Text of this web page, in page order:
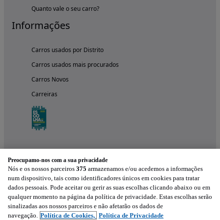
Quanto vale o seu carro?
Informações
Carros usados por Distrito
Carros usados mais procurados
Carros Novos
Carreiras
Experimenta a aplicação
Preocupamo-nos com a sua privacidade
Nós e os nossos parceiros 375 armazenamos e/ou acedemos a informações
num dispositivo, tais como identificadores únicos em cookies para tratar
dados pessoais. Pode aceitar ou gerir as suas escolhas clicando abaixo ou em
qualquer momento na página da política de privacidade. Estas escolhas serão
sinalizadas aos nossos parceiros e não afetarão os dados de
navegação. Política de Cookies, Política de Privacidade